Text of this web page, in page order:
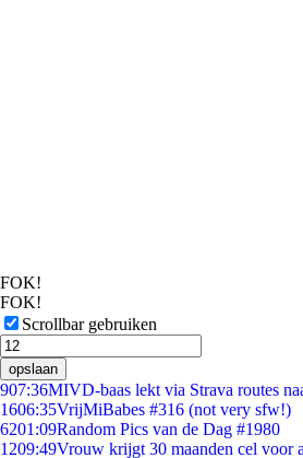
FOK!
FOK!
Scrollbar gebruiken
opslaan
907:36MIVD-baas lekt via Strava routes
1606:35VrijMiBabes #316 (not very sfw!)
6201:09Random Pics van de Dag #1980
1209:49Vrouw krijgt 30 maanden cel voor